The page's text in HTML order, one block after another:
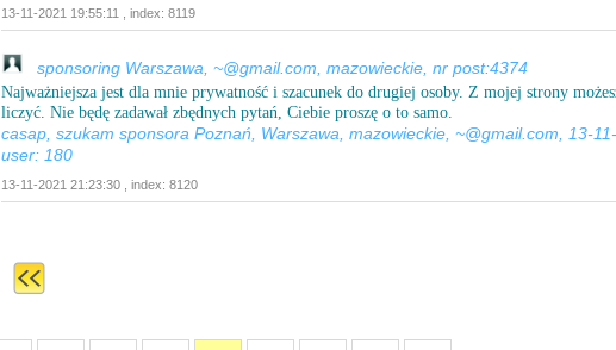
13-11-2021 19:55:11 , index: 8119
sponsoring Warszawa, ~@gmail.com, mazowieckie, nr post:4374
Najważniejsza jest dla mnie prywatność i szacunek do drugiej osoby. Z mojej strony
liczyć. Nie będę zadawał zbędnych pytań, Ciebie proszę o to samo.
casap, szukam sponsora Poznań, Warszawa, mazowieckie, ~@gmail.com, 13-11-
user: 180
13-11-2021 21:23:30 , index: 8120